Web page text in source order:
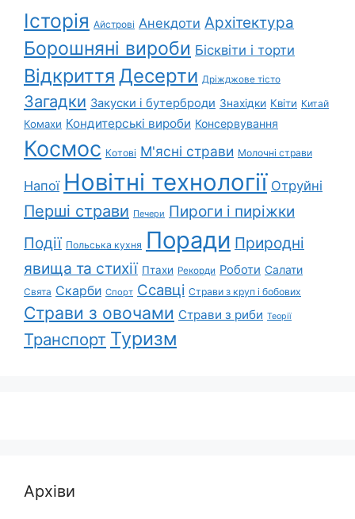
Історія Айстрові Анекдоти Архітектура
Борошняні вироби Бісквіти і торти
Відкриття Десерти Дріжджове тісто
Загадки Закуски і бутерброди Знахідки Квіти Китай
Комахи Кондитерські вироби Консервування
Космос Котові М'ясні страви Молочні страви
Напої Новітні технології Отруйні
Перші страви Печери Пироги і пиріжки
Події Польська кухня Поради Природні
явища та стихії Птахи Рекорди Роботи Салати
Свята Скарби Спорт Ссавці Страви з круп і бобових
Страви з овочами Страви з риби Теорії
Транспорт Туризм
Архіви